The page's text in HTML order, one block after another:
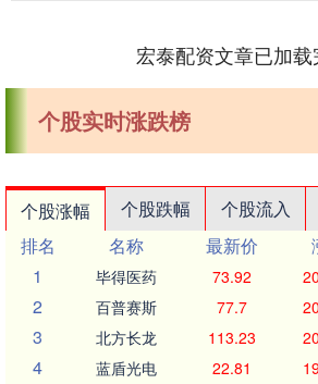
宏泰配资文章已加
个股实时涨跌榜
个股涨幅 个股跌幅 个股流入
排名
名称 最新价
1
毕得医药 73.92
2 百普赛斯 77.7
3 北方长龙 113.23
4 蓝盾光电 22.81